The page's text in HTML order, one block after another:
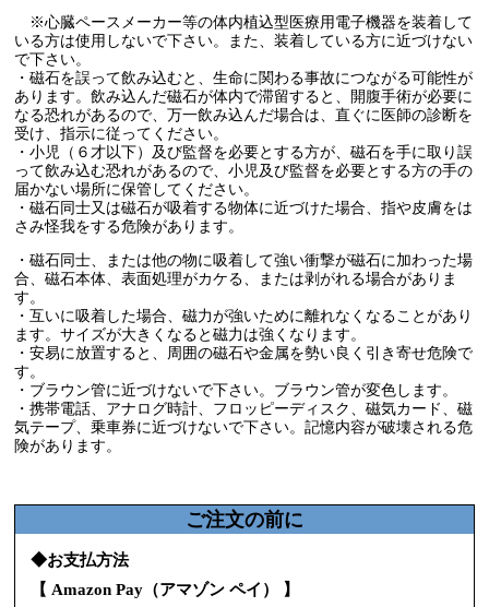
※心臓ペースメーカー等の体内植込型医療用電子機器を装着して
いる方は使用しないで下さい。また、装着している方に近づけない
で下さい。
・磁石を誤って飲み込むと、生命に関わる事故につながる可能性が
あります。飲み込んだ磁石が体内で滞留すると、開腹手術が必要に
なる恐れがあるので、万一飲み込んだ場合は、直ぐに医師の診断を
受け、指示に従ってください。
・小児（６才以下）及び監督を必要とする方が、磁石を手に取り誤
って飲み込む恐れがあるので、小児及び監督を必要とする方の手の
届かない場所に保管してください。
・磁石同士又は磁石が吸着する物体に近づけた場合、指や皮膚をは
さみ怪我をする危険があります。
・磁石同士、または他の物に吸着して強い衝撃が磁石に加わった場
合、磁石本体、表面処理がカケる、または剥がれる場合がありま
す。
・互いに吸着した場合、磁力が強いために離れなくなることがあり
ます。サイズが大きくなると磁力は強くなります。
・安易に放置すると、周囲の磁石や金属を勢い良く引き寄せ危険で
す。
・ブラウン管に近づけないで下さい。ブラウン管が変色します。
・携帯電話、アナログ時計、フロッピーディスク、磁気カード、磁
気テープ、乗車券に近づけないで下さい。記憶内容が破壊される危
険があります。
ご注文の前に
◆お支払方法
【 Amazon Pay（アマゾン ペイ） 】